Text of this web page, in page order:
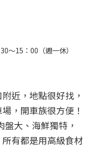
～15：00（週一休）
近，地點很好找，
，開車族很方便！
大、海鮮獨特，
有都是用高級食材